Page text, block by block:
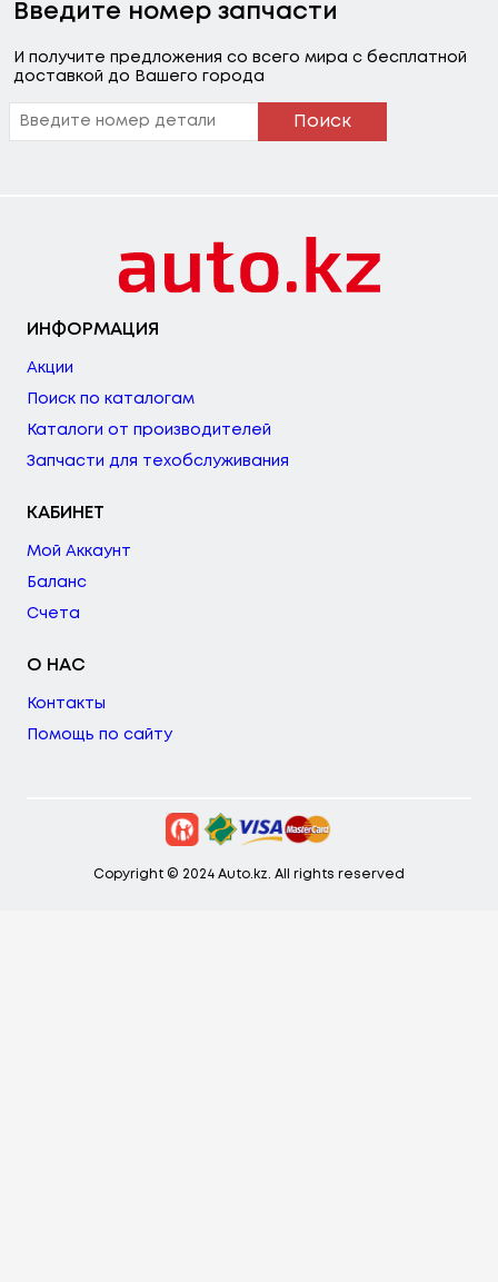
Введите номер запчасти
И получите предложения со всего мира с бесплатной
доставкой до Вашего города
Поиск
ИНФОРМАЦИЯ
Акции
Поиск по каталогам
Каталоги от производителей
Запчасти для техобслуживания
КАБИНЕТ
Мой Аккаунт
Баланс
Счета
О НАС
Контакты
Помощь по сайту
Copyright © 2024 Auto.kz. All rights reserved